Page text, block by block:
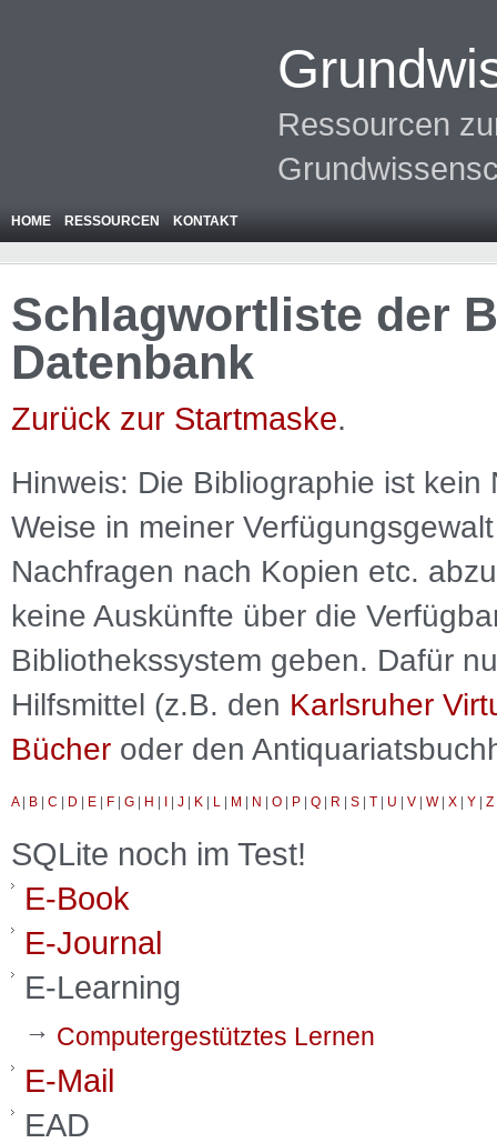
Ressourcen
HOME RESSOURCEN KONTAKT
Schlagwortliste der
Datenbank
Zurück zur Startmaske.
Hinweis: Die Bibliographie ist kein
Weise in meiner
Nachfragen nach Kopien etc.
keine Auskünfte über die
Bibliothekssystem geben. Dafür
Hilfsmittel (z.B. den Karlsruher
Bücher oder den
A| B C D E F G H J K L M N O P Q R S T U V W| X Y Z
SQLite noch im Test!
E-Book
E-Journal
E-Learning
→ Computergestütztes Lernen
E-Mail
EAD